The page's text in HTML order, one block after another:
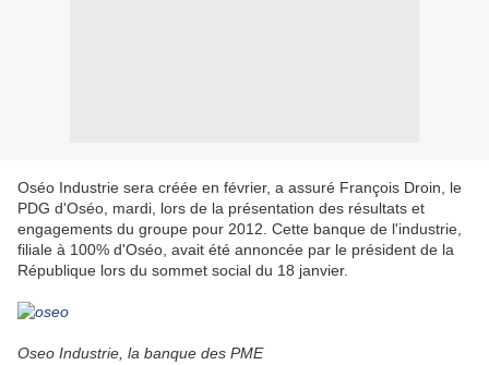
Oséo Industrie sera créée en février, a assuré François Droin, le
PDG d'Oséo, mardi, lors de la présentation des résultats et
engagements du groupe pour 2012. Cette banque de l'industrie,
filiale à 100% d'Oséo, avait été annoncée par le président de la
République lors du sommet social du 18 janvier.
Oseo Industrie, la banque des PME